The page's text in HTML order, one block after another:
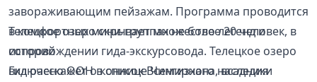
завораживающим пейзажам. Программа проводится
в комфортных мини-группах не более 20 человек, в
сопровождении гида-экскурсовода. Телецкое озеро
включено ООН в список Всемирного наследия
Телецкое озеро скрывает множество легенд и
историй
Гид расскажет о коннице Чингизхана, всадники